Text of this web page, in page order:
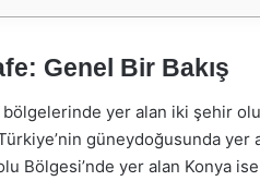
Genel Bir Bakış
bölgelerinde yer alan iki şehir
güneydoğusunda yer
Bölgesi’nde yer alan Konya